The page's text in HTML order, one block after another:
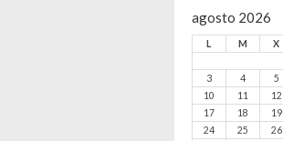
agosto 2026
L M X
3
4 5
10
11 12
17
18 19
24
25 26